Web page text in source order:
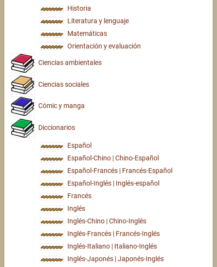
Historia
Literatura y lenguaje
Matemáticas
Orientación y evaluación
Ciencias ambientales
Ciencias sociales
Cómic y manga
Diccionarios
Español
Español-Chino | Chino-Español
Español-Francés | Francés-Español
Español-Inglés | Inglés-español
Francés
Inglés
Inglés-Chino | Chino-Inglés
Inglés-Francés | Francés-Inglés
Inglés-Italiano | Italiano-Inglés
Inglés-Japonés | Japonés-Inglés